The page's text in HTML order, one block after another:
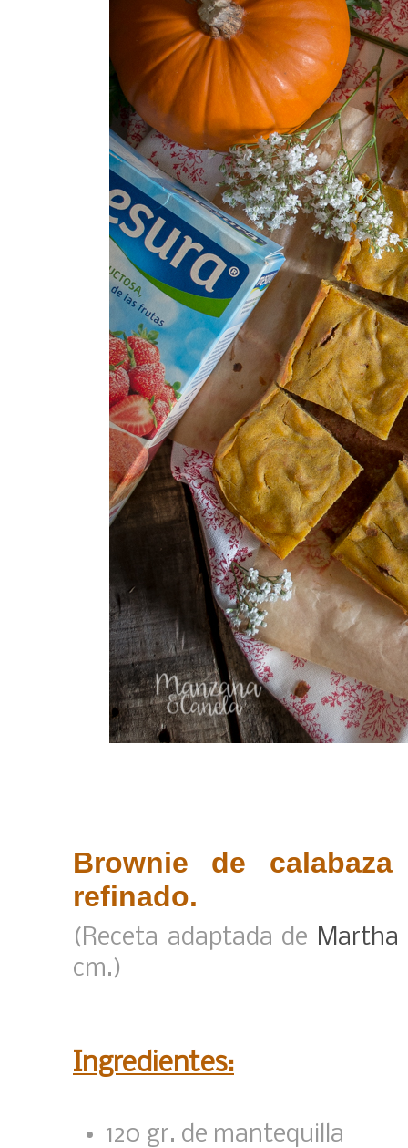
Brownie de
refinado.
(Receta adaptada de Martha
cm.)
Ingredientes:
120 gr. de mantequilla